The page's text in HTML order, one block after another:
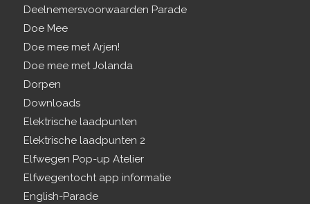
Deelnemersvoorwaarden Parade
Doe Mee
Doe mee met Arjen!
Doe mee met Jolanda
Dorpen
Downloads
Elektrische laadpunten
Elektrische laadpunten 2
Elfwegen Pop-up Atelier
Elfwegentocht app informatie
English-Parade